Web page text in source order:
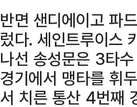
반면 샌디에이고 파
렀다. 세인트루이스
나선 송성문은 3타
경기에서 맹타를 휘
서 치른 통산 4번째